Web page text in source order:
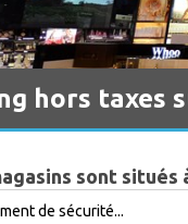
hors taxes
sont situés